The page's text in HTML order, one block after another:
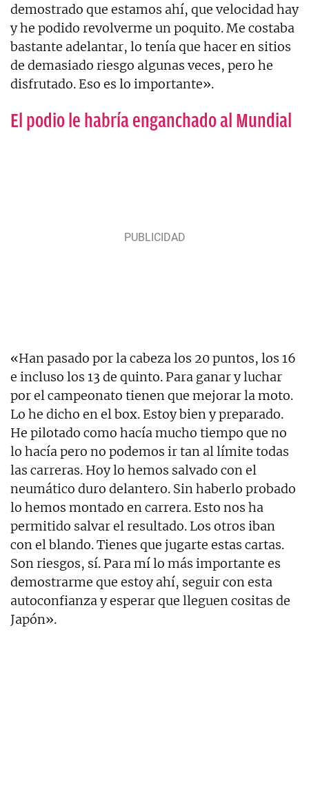
demostrado que estamos ahí, que velocidad hay
y he podido revolverme un poquito. Me costaba
bastante adelantar, lo tenía que hacer en sitios
de demasiado riesgo algunas veces, pero he
disfrutado. Eso es lo importante».
El podio le habría enganchado al Mundial
«Han pasado por la cabeza los 20 puntos, los 16
e incluso los 13 de quinto. Para ganar y luchar
por el campeonato tienen que mejorar la moto.
Lo he dicho en el box. Estoy bien y preparado.
He pilotado como hacía mucho tiempo que no
lo hacía pero no podemos ir tan al límite todas
las carreras. Hoy lo hemos salvado con el
neumático duro delantero. Sin haberlo probado
lo hemos montado en carrera. Esto nos ha
permitido salvar el resultado. Los otros iban
con el blando. Tienes que jugarte estas cartas.
Son riesgos, sí. Para mí lo más importante es
demostrarme que estoy ahí, seguir con esta
autoconfianza y esperar que lleguen cositas de
Japón».